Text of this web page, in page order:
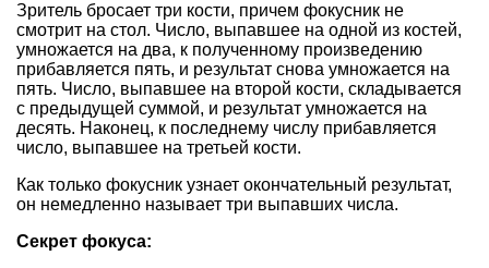
Зритель бросает три кости, причем фокусник не
смотрит на стол. Число, выпавшее на одной из костей,
умножается на два, к полученному произведению
прибавляется пять, и результат снова умножается на
пять. Число, выпавшее на второй кости, складывается
с предыдущей суммой, и результат умножается на
десять. Наконец, к последнему числу прибавляется
число, выпавшее на третьей кости.
Как только фокусник узнает окончательный результат,
он немедленно называет три выпавших числа.
Секрет фокуса: